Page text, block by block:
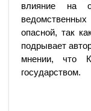
влияние на
ведомственных
опасной, так
подрывает
мнении, что
государством.